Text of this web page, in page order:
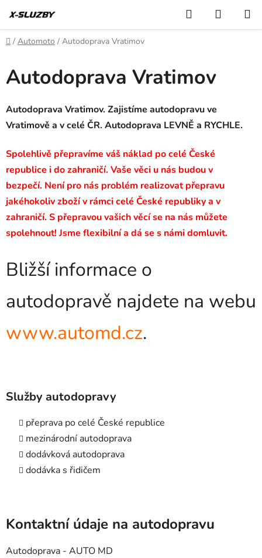
na
obsah
Hledat
KOŠÍK
Domů
/ Automoto / Autodoprava Vratimov
Autodoprava Vratimov
Autodoprava Vratimov. Zajistíme autodopravu ve
Vratimově a v celé ČR. Autodoprava LEVNĚ a RYCHLE.
Spolehlivě přepravíme váš náklad po celé České
republice i do zahraničí. Vaše věci u nás budou v
bezpečí. Není pro nás problém realizovat přepravu
jakéhokoliv zboží v rámci celé České republiky a v
zahraničí. S přepravou vašich věcí se na nás můžete
spolehnout! Jsme flexibilní a dá se s námi domluvit.
Bližší informace o
autodopravě najdete na webu
www.automd.cz.
Služby autodopravy
přeprava po celé České republice
mezinárodní autodoprava
dodávková autodoprava
dodávka s řidičem
Kontaktní údaje na autodopravu
Autodoprava - AUTO MD